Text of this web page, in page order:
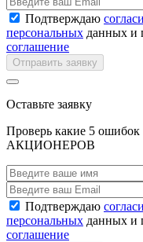
Подтверждаю
персональных данных и
соглашение
Отправить заявку
Оставьте заявку
Проверь какие 5 ошибок
АКЦИОНЕРОВ
Подтверждаю
персональных данных и
соглашение